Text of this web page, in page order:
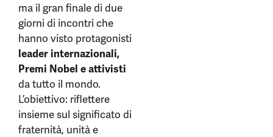
ma il gran finale di due
giorni di incontri che
hanno visto protagonisti
leader internazionali,
Premi Nobel e attivisti
da tutto il mondo.
L’obiettivo: riflettere
insieme sul significato di
fraternità, unità e